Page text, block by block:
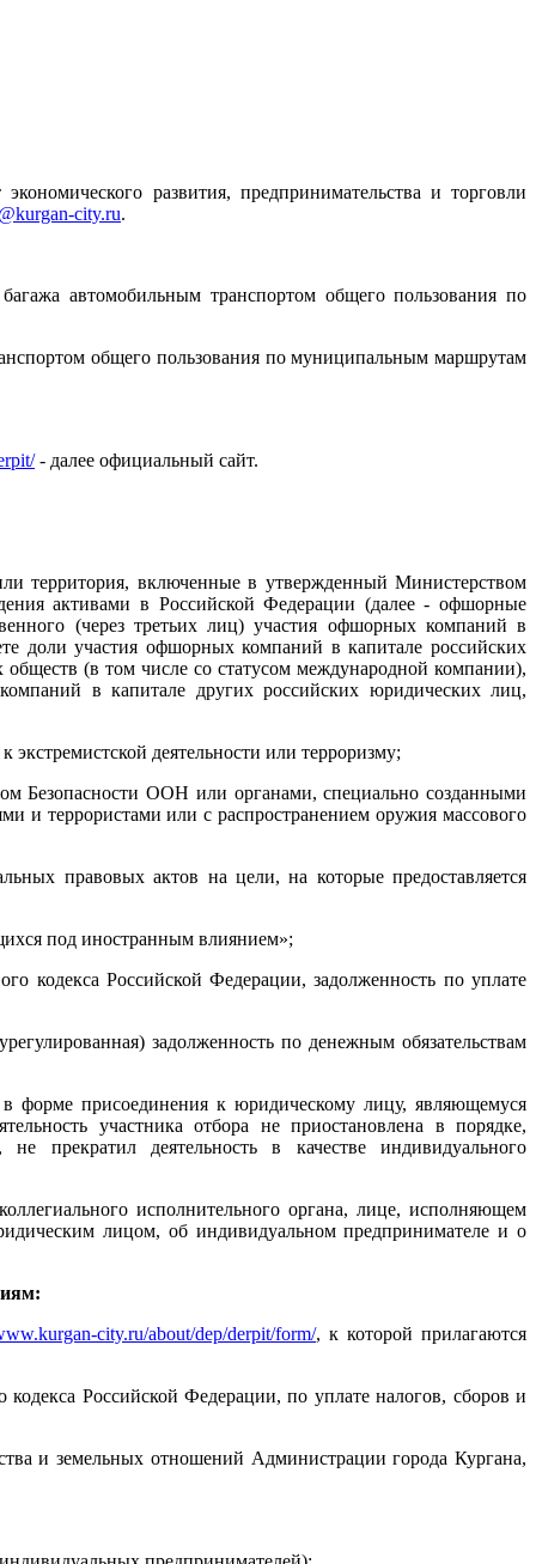
развития, предпринимательства и торговли
city.ru.
автомобильным транспортом общего пользования по
общего пользования по муниципальным маршрутам
- далее официальный сайт.
территория, включенные в утвержденный Министерством
активами в Российской Федерации (далее - офшорные
(через третьих лиц) участия офшорных компаний в
доли участия офшорных компаний в капитале российских
(в том числе со статусом международной компании),
в капитале других российских юридических лиц,
деятельности или терроризму;
Безопасности ООН или органами, специально созданными
и террористами или с распространением оружия массового
правовых актов на цели, на которые предоставляется
под иностранным влиянием»;
кодекса Российской Федерации, задолженность по уплате
задолженность по денежным обязательствам
форме присоединения к юридическому лицу, являющемуся
участника отбора не приостановлена в порядке,
прекратил деятельность в качестве индивидуального
исполнительного органа, лице, исполняющем
лицом, об индивидуальном предпринимателе и о
city.ru/about/dep/derpit/form/, к которой прилагаются
кодекса Российской Федерации, по уплате налогов, сборов и
и земельных отношений Администрации города Кургана,